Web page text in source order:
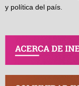
y política del país.